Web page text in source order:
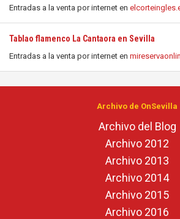
Entradas a la venta por internet en
Tablao flamenco La Cantaora en Sevilla
Entradas a la venta por internet en
Archivo de OnSevilla
Archivo del Blog
Archivo 2012
Archivo 2013
Archivo 2014
Archivo 2015
Archivo 2016